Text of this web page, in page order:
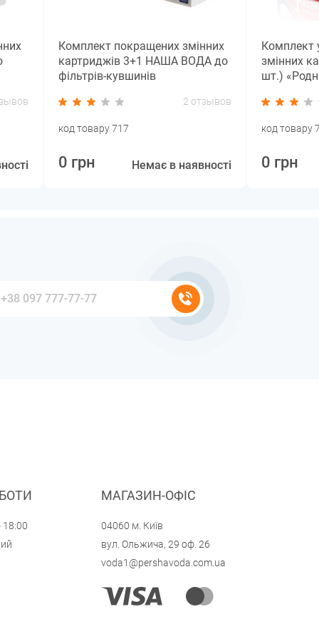
Комплект покращених змінних
картриджів 3+1 НАША ВОДА до
фільтрів-кувшинів
2 отзывов
код товару 717
0 грн Немає в наявності
Комплект
змінних
шт.)
код товару
0 грн
18:00
МАГАЗИН-ОФІС
04060 м. Київ
вул. Ольжича, 29 оф. 26
voda1@pershavoda.com.ua